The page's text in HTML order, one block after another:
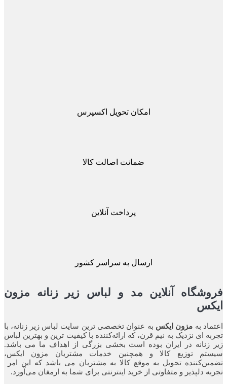
امکان تحویل اکسپرس
ضمانت اصالت کالا
پرداخت آنلاین
ارسال به سراسر کشور
آنلاین مد و لباس زیر زنانه مزون
بهمزون ایکس به عنوان تخصصی ترین سایت لباس زیر زنانه، با
ای نزدیک به نیم قرن، که ارائه‌کننده با کیفیت ترین و بهترین لباس
زنانه در ایران بوده ‌است بخشی بزرگی از اهداف ما می باشد.
توزیع کالا و همچنین خدمات مشتریان مزون ایکس،
تحویل به موقع کالا به مشتریان می باشد که این امر
دلپذیر و متفاوتی از خرید اینترنتی برای شما به ارمغان می‌آورد.